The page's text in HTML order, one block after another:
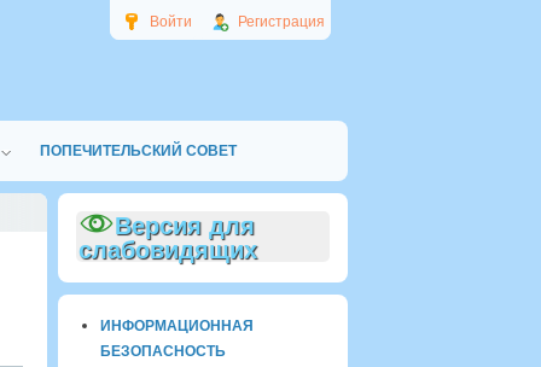
Войти Регистрация
ПОПЕЧИТЕЛЬСКИЙ СОВЕТ
Версия для
слабовидящих
ИНФОРМАЦИОННАЯ
БЕЗОПАСНОСТЬ